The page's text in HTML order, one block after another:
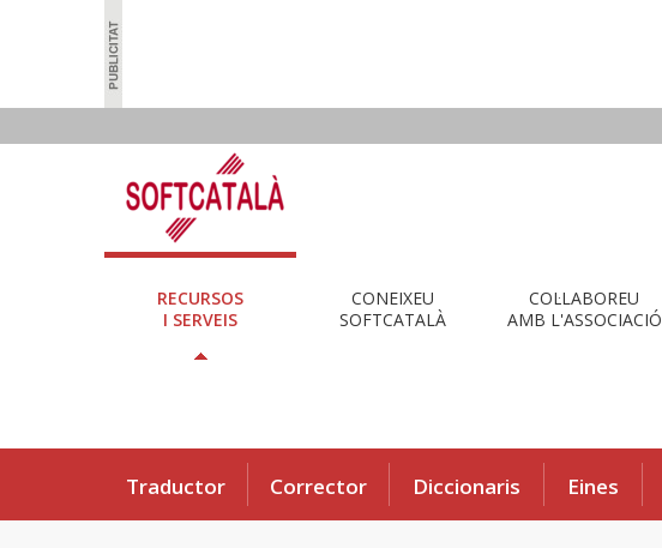
RECURSOS
I SERVEIS
CONEIXEU
SOFTCATALÀ
COL·LABOREU
AMB L'ASSOCIACIÓ
Traductor Corrector Diccionaris Eines